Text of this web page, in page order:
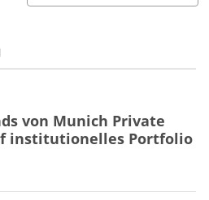
von Munich Private
institutionelles Portfolio